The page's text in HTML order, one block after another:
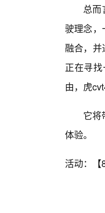
总而
驶理念，
融合，
正在寻
由，虎
它将
体验。
活动：【